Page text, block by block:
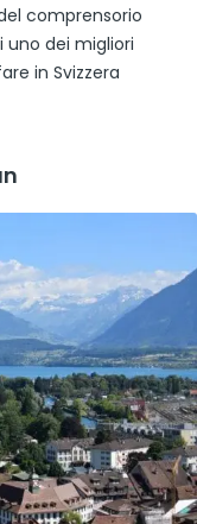
comprensorio
uno dei migliori
in Svizzera